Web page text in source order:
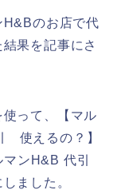
H&Bのお店で代
果を記事にさ
って、【マル
使えるの？】
マンH&B 代引
ました。